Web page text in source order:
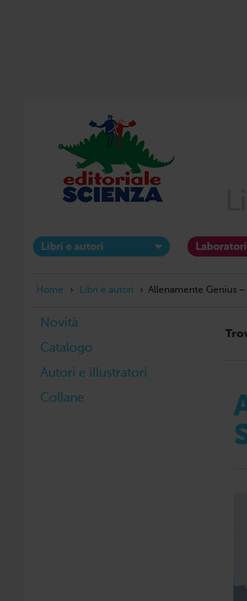
Libri e autori
Home › Libri e autori › Allenamente Genius –
Novità
Catalogo
Autori e illustratori
Collane